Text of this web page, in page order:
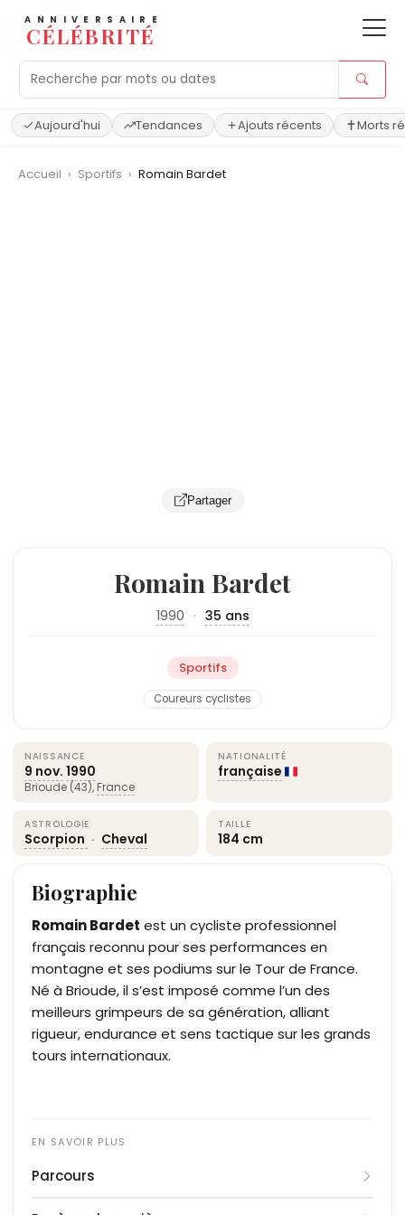
ANNIVERSAIRE
CÉLÉBRITÉ
Aujourd'hui Tendances Ajouts récents Morts
Accueil › Sportifs › Romain Bardet
Partager
Romain Bardet
1990 · 35 ans
Sportifs
Coureurs cyclistes
NAISSANCE
9 nov. 1990
Brioude (43), France
NATIONALITÉ
française
ASTROLOGIE
Scorpion · Cheval
TAILLE
184 cm
Biographie
Romain Bardet est un cycliste professionnel
français reconnu pour ses performances en
montagne et ses podiums sur le Tour de France.
Né à Brioude, il s’est imposé comme l’un des
meilleurs grimpeurs de sa génération, alliant
rigueur, endurance et sens tactique sur les grands
tours internationaux.
Parcours